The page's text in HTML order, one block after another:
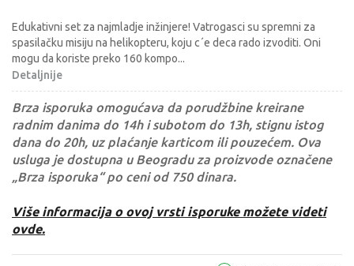
Edukativni set za najmladje inžinjere! Vatrogasci su spremni za
spasilačku misiju na helikopteru, koju c´e deca rado izvoditi. Oni
mogu da koriste preko 160 kompo...
Detaljnije
Brza isporuka omogućava da porudžbine kreirane
radnim danima do 14h i subotom do 13h, stignu istog
dana do 20h, uz plaćanje karticom ili pouzećem. Ova
usluga je dostupna u Beogradu za proizvode označene
„Brza isporuka“ po ceni od 750 dinara.
Više informacija o ovoj vrsti isporuke možete videti
ovde.